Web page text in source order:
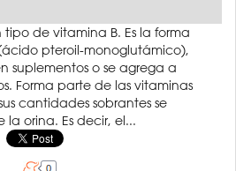
tipo de vitamina B. Es la forma
pteroil-monoglutámico),
suplementos o se agrega a
Forma parte de las vitaminas
cantidades sobrantes se
orina. Es decir, el...